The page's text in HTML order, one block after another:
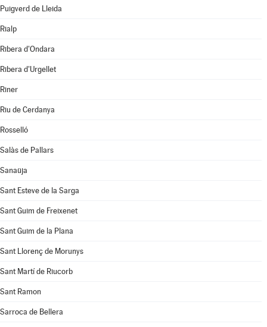
Puigverd de Lleida
Rialp
Ribera d'Ondara
Ribera d'Urgellet
Riner
Riu de Cerdanya
Rosselló
Salàs de Pallars
Sanaüja
Sant Esteve de la Sarga
Sant Guim de Freixenet
Sant Guim de la Plana
Sant Llorenç de Morunys
Sant Martí de Riucorb
Sant Ramon
Sarroca de Bellera